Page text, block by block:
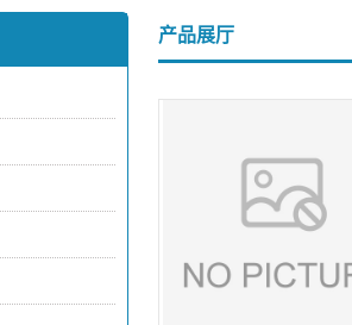
产品展厅